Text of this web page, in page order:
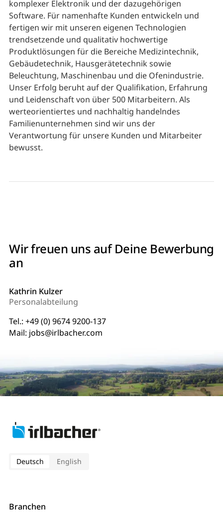
komplexer Elektronik und der dazugehörigen
Software. Für namenhafte Kunden entwickeln und
fertigen wir mit unseren eigenen Technologien
trendsetzende und qualitativ hochwertige
Produktlösungen für die Bereiche Medizintechnik,
Gebäudetechnik, Hausgerätetechnik sowie
Beleuchtung, Maschinenbau und die Ofenindustrie.
Unser Erfolg beruht auf der Qualifikation, Erfahrung
und Leidenschaft von über 500 Mitarbeitern. Als
werteorientiertes und nachhaltig handelndes
Familienunternehmen sind wir uns der
Verantwortung für unsere Kunden und Mitarbeiter
bewusst.
Wir freuen uns auf Deine Bewerbung
an
Kathrin Kulzer
Personalabteilung
Tel.: +49 (0) 9674 9200-137
Mail: jobs@irlbacher.com
Deutsch English
Branchen